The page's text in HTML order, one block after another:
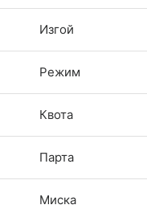
Изгой
Режим
Квота
Парта
Миска